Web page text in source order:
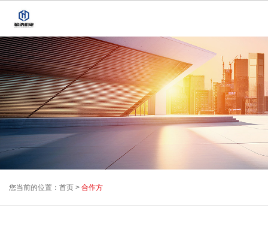
您当前的位置： 首页 > 合作方